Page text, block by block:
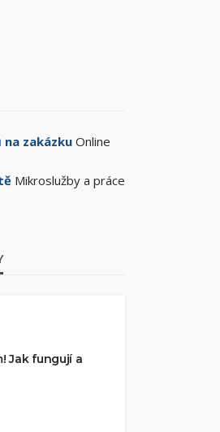
na zakázku Online
Mikroslužby a práce
Jak fungují a